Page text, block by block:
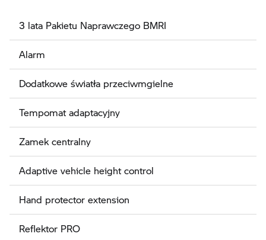
3 lata Pakietu Naprawczego BMRI
Alarm
Dodatkowe światła przeciwmgielne
Tempomat adaptacyjny
Zamek centralny
Adaptive vehicle height control
Hand protector extension
Reflektor PRO